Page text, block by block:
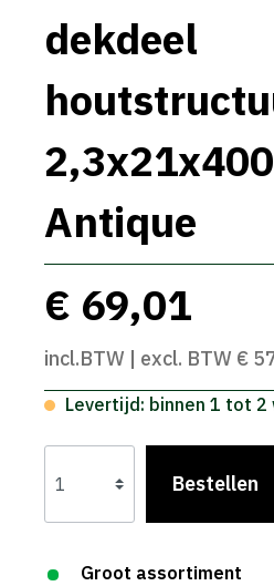
dekdeel
Antique
€ 69,01
incl.BTW | excl. BTW €
Levertijd: binnen 1 tot 2
Bestellen
Groot assortiment